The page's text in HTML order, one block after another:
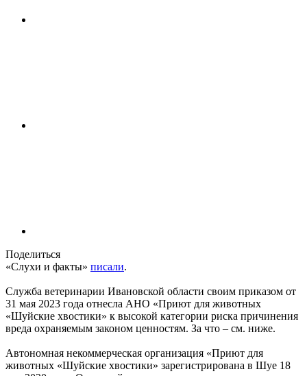
Поделиться
«Слухи и факты» писали.
Служба ветеринарии Ивановской области своим приказом от
31 мая 2023 года отнесла АНО «Приют для животных
«Шуйские хвостики» к высокой категории риска причинения
вреда охраняемым законом ценностям. За что – см. ниже.
Автономная некоммерческая организация «Приют для
животных «Шуйские хвостики» зарегистрирована в Шуе 18